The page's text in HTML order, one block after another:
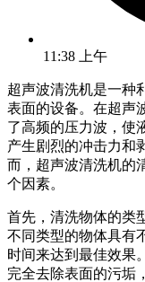
11:38 上午
超声波清洗机是一种
表面的设备。在超声
了高频的压力波，使
产生剧烈的冲击力和
而，超声波清洗机的
个因素。
首先，清洗物体的类
不同类型的物体具有
时间来达到最佳效果
完全去除表面的污垢